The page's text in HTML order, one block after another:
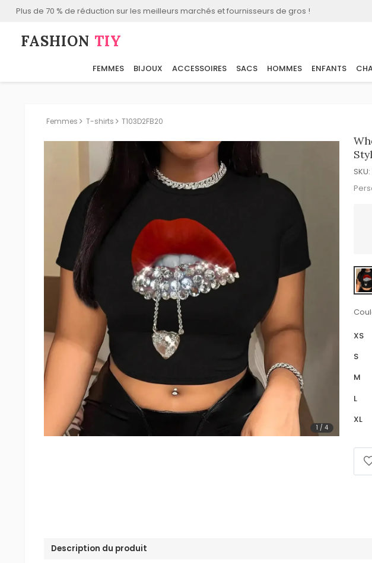
Plus de 70 % de réduction sur les meilleurs marchés et fournisseurs de gros !
FASHION⁠ TIY
FEMMES BIJOUX ACCESSOIRES SACS HOMMES ENFANTS
Femmes T-shirts T103D2FB20
1 / 4
SKU:
XS
S
M
L
XL
Description du produit